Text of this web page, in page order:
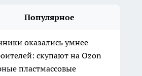
Популярное
оказались умнее
скупают на Ozon
пластмассовые